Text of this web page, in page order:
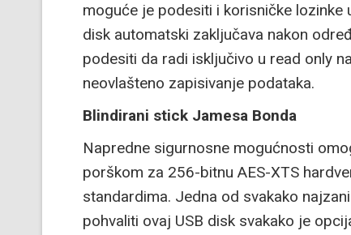
moguće je podesiti i korisničke lozinke
disk automatski zaključava nakon
podesiti da radi isključivo u read only
neovlašteno zapisivanje podataka.
Blindirani stick Jamesa Bonda
Napredne sigurnosne mogućnosti
porškom za 256-bitnu AES-XTS
standardima. Jedna od svakako
pohvaliti ovaj USB disk svakako je